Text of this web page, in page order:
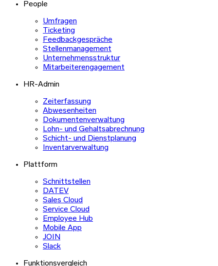
People
Umfragen
Ticketing
Feedbackgespräche
Stellenmanagement
Unternehmensstruktur
Mitarbeiterengagement
HR-Admin
Zeiterfassung
Abwesenheiten
Dokumentenverwaltung
Lohn- und Gehaltsabrechnung
Schicht- und Dienstplanung
Inventarverwaltung
Plattform
Schnittstellen
DATEV
Sales Cloud
Service Cloud
Employee Hub
Mobile App
JOIN
Slack
Funktionsvergleich